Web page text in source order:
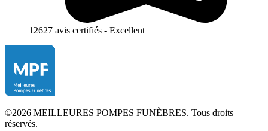
12627 avis certifiés - Excellent
©2026 MEILLEURES POMPES FUNÈBRES. Tous droits
réservés.